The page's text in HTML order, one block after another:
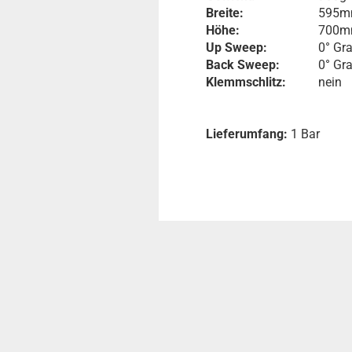
Breite:
Höhe:
Up Sweep:
Back Sweep:
Klemmschlitz:
0°
0°
nein
Lieferumfang: 1 Bar